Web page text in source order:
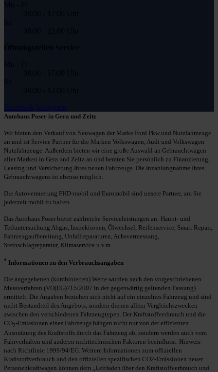
Mo - Fr
08:00 - 17:00 Uhr
Sa
08:00 - 12:00 Uhr
Öffnungszeiten Service
Mo - Fr
08:00 - 17:00 Uhr
Sa
08:00 - 12:00 Uhr
Facebook Instagram
Autohaus Poser in Gera und Zeitz
Wir bieten den Verkauf von Neuwagen der Marke Ford Pkw und Nutzfahrzeuge
an und ist Service Partner für die Marken Volkswagen, Audi und Volkswagen
Nutzfahrzeuge. Außerdem bieten wir eine große Auswahl an Gebrauchtwagen
aller Marken in Gera und Zeitz an und beraten Sie persönlich zu Finanzierung,
Leasing und Versicherung Ihres neuen Fahrzeugs. Die Inzahlungnahme Ihres
Gebrauchtwagens ist ebenso möglich.
Die Autovermietung FHD-mobil und Euromobil sind unsere Partner, um Sie
jederzeit mobil zu halten.
Das Autohaus Poser bietet zahlreiche Serviceleistungen an: Haupt- und
Teiluntersuchung Abgas, Inspektionen, Ölwechsel, Reifenservice, Smart Repair,
Fahrzeugaufbereitung, Unfallreparaturen, Achsvermessung,
Steinschlagreparatur, Klimaservice u.v.m.
* Informationen zu den Verbrauchsangaben
Die angegebenen (kombinierten) Werte wurden nach den vorgeschriebenen
Messverfahren (VO(EG)715/2007 in der gegenwärtig geltenden Fassung)
ermittelt. Die Angaben beziehen sich nicht auf ein einzelnes Fahrzeug und sind
nicht Bestandteil des Angebots, sondern dienen allein Vergleichszwecken
zwischen den verschiedenen Fahrzeugtypen. Der Kraftstoffverbrauch und die
CO2-Emissionen eines Fahrzeugs hängen nicht nur von der effizienten
Ausnutzung des Kraftstoffs durch das Fahrzeug ab, sondern werden auch vom
Fahrverhalten und anderen nichttechnischen Faktoren beeinflusst. Hinweis
nach Richtlinie 1999/94/EG. Weitere Informationen zum offiziellen
Kraftstoffverbrauch und den offiziellen spezifischen CO2-Emissionen neuer
Personenkraftwagen können dem „Leitfaden über den Kraftstoffverbrauch und